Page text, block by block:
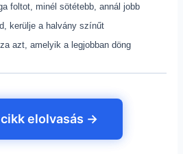
foltot, minél sötétebb, annál jobb
kerülje a halvány színűt
azt, amelyik a legjobban döng
elolvasás →